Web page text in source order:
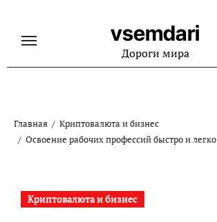
содержанию
vsemdari
Дороги мира
Главная
Криптовалюта и бизнес
Освоение рабочих профессий быстро и легко
Криптовалюта и бизнес